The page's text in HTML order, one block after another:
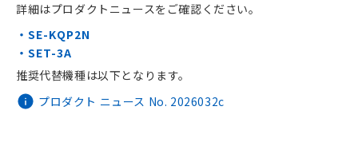
プロダクト ニュース No. 2026032c
推奨代替機種は以下となります。
・SE-KQP2N
・SET-3A
詳細はプロダクトニュースをご確認ください。